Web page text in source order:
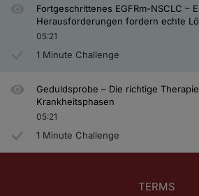
Fortgeschrittenes EGFRm-NSCLC –
Herausforderungen fordern echte
05:21
1 Minute Challenge
Geduldsprobe – Die richtige
Krankheitsphasen
05:21
1 Minute Challenge
TERMS